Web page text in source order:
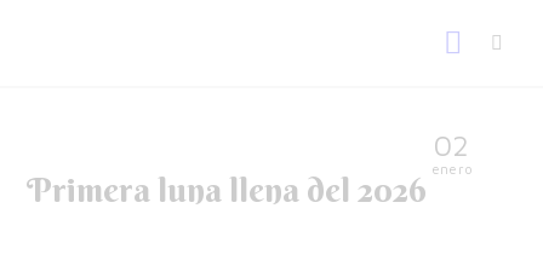
02
enero
Primera luna llena del 2026